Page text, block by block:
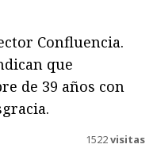
Confluencia.
que
de 39 años con
1522visitas